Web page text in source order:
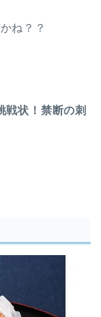
ね？？
戦状！禁断の刺